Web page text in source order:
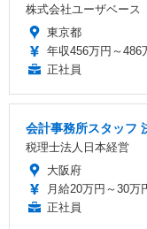
株式会社ユーザベース
東京都
年収456万円～486
正社員
会計事務所スタッフ
税理士法人日本経営
大阪府
月給20万円～30万
正社員